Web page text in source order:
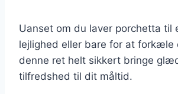
Uanset om du laver porchetta til
lejlighed eller bare for at forkæle
denne ret helt sikkert bringe
tilfredshed til dit måltid.